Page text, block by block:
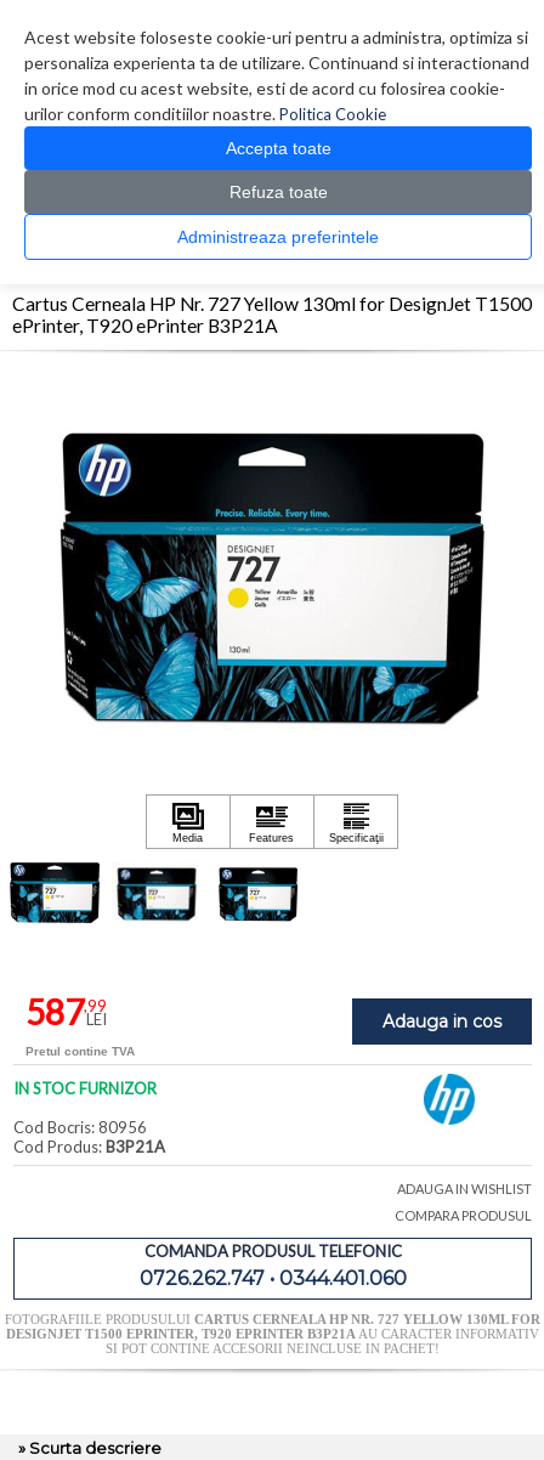
Acest website foloseste cookie-uri pentru a administra, optimiza si
personaliza experienta ta de utilizare. Continuand si interactionand
in orice mod cu acest website, esti de acord cu folosirea cookie-
urilor conform conditiilor noastre.Politica Cookie
Accepta toate
Refuza toate
Administreaza preferintele
0 produs(e)
CATALOG PRODUSE
Consumabile originale > Inkjet > Cartus Cerneala HP Nr. 727 Yellow
Cartus Cerneala HP Nr. 727 Yellow 130ml for DesignJet T1500
ePrinter, T920 ePrinter B3P21A
Adauga in cos
587,99
LEI
Pretul contine TVA
IN STOC FURNIZOR
Cod Bocris: 80956
Cod Produs: B3P21A
ADAUGA IN WISHLIST
COMPARA PRODUSUL
COMANDA PRODUSUL TELEFONIC
0726.262.747 • 0344.401.060
FOTOGRAFIILE PRODUSULUI CARTUS CERNEALA HP NR. 727 YELLOW 130ML FOR
DESIGNJET T1500 EPRINTER, T920 EPRINTER B3P21A AU CARACTER INFORMATIV
SI POT CONTINE ACCESORII NEINCLUSE IN PACHET!
» Scurta descriere